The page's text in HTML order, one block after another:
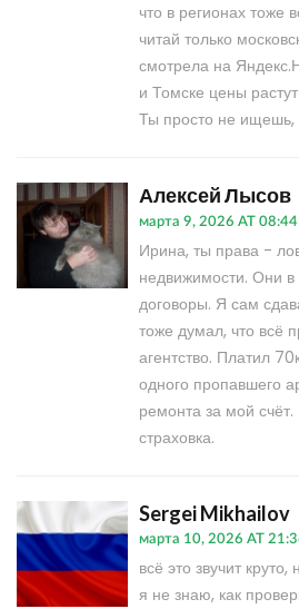
что в регионах тоже
читай только
смотрела на
и Томске цены
Ты просто не ищешь,
Алексей Лысов
марта 9, 2026 AT 08:44
Ирина, ты права -
недвижимости. Они
договоры. Я сам
тоже думал, что всё
агентство. Платил
одного пропавшего
ремонта за мой
страховка.
Sergei Mikhailov
марта 10, 2026 AT
всё это звучит
я не знаю, как